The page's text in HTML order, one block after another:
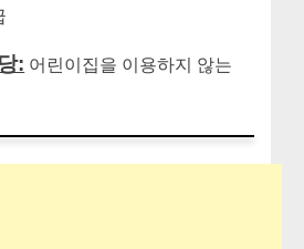
: 어린이집을 이용하지 않는